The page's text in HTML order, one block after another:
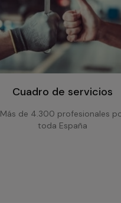
Cuadro de servicios
Más de 4.300 profesionales
toda España